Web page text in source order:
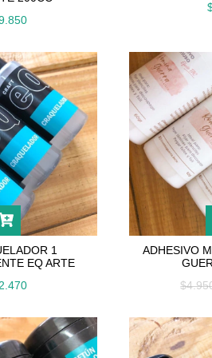
1
EQ ARTE
ADHESIVO